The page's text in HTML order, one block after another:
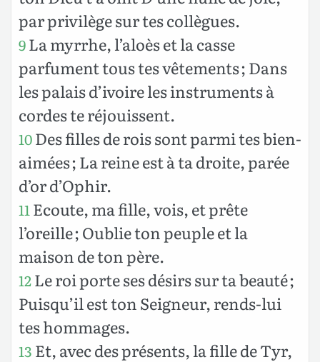
par privilège sur tes collègues.
9La myrrhe, l’aloès et la casse
parfument tous tes vêtements ; Dans
les palais d’ivoire les instruments à
cordes te réjouissent.
10Des filles de rois sont parmi tes bien-
aimées ; La reine est à ta droite, parée
d’or d’Ophir.
11 Ecoute, ma fille, vois, et prête
l’oreille ; Oublie ton peuple et la
maison de ton père.
12Le roi porte ses désirs sur ta beauté ;
Puisqu’il est ton Seigneur, rends-lui
tes hommages.
13 Et, avec des présents, la fille de Tyr,